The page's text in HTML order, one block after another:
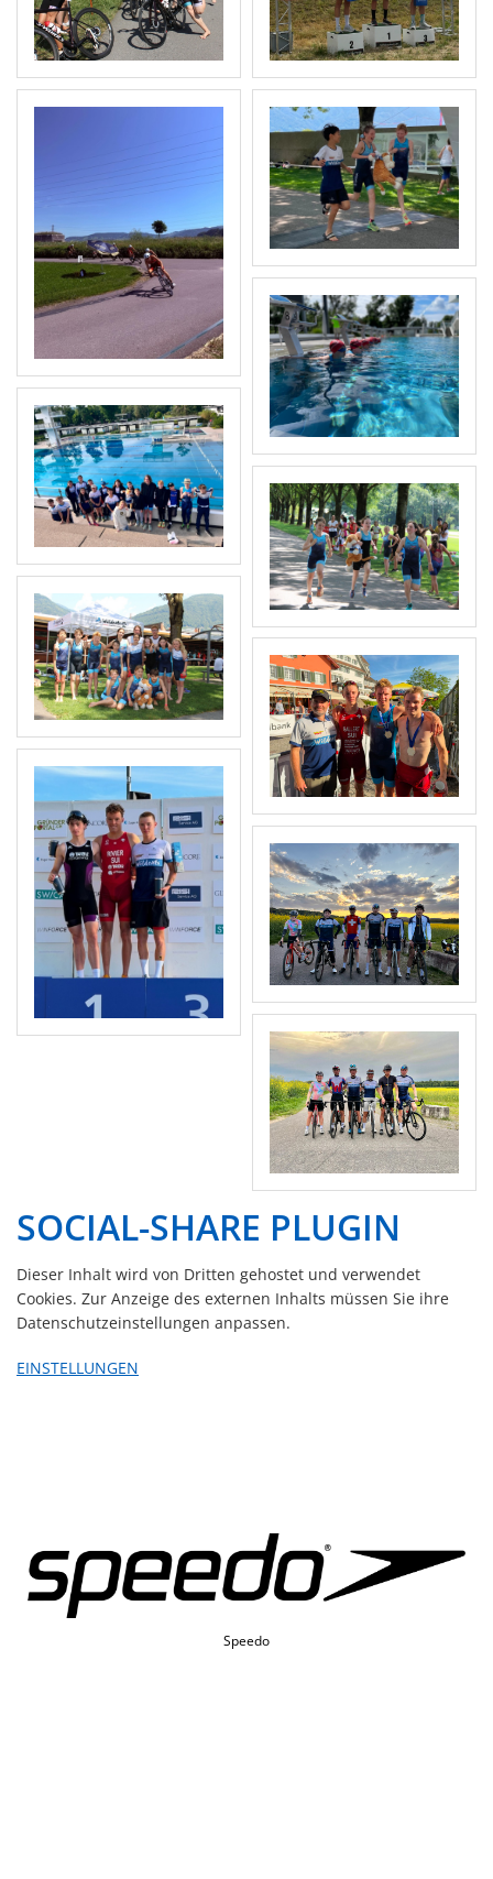
SOCIAL-SHARE PLUGIN
Dieser Inhalt wird von Dritten gehostet und verwendet
Cookies. Zur Anzeige des externen Inhalts müssen Sie ihre
Datenschutzeinstellungen anpassen.
EINSTELLUNGEN
Speedo